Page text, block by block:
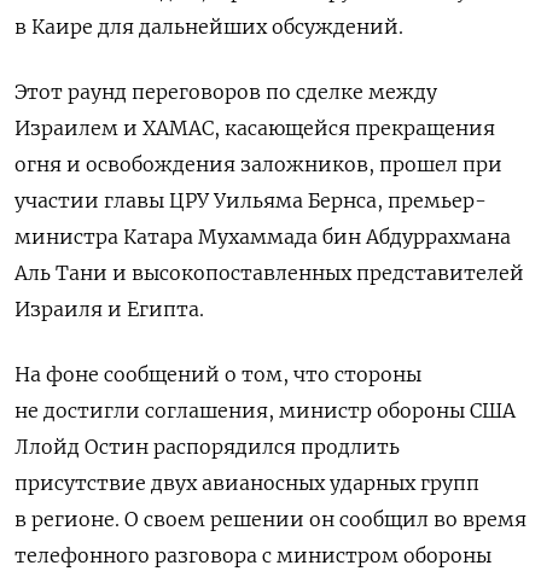
в Каире для дальнейших обсуждений.
Этот раунд переговоров по сделке между
Израилем и ХАМАС, касающейся прекращения
огня и освобождения заложников, прошел при
участии главы ЦРУ Уильяма Бернса, премьер-
министра Катара Мухаммада бин Абдуррахмана
Аль Тани и высокопоставленных представителей
Израиля и Египта.
На фоне сообщений о том, что стороны
не достигли соглашения, министр обороны США
Ллойд Остин распорядился продлить
присутствие двух авианосных ударных групп
в регионе. О своем решении он сообщил во время
телефонного разговора с министром обороны